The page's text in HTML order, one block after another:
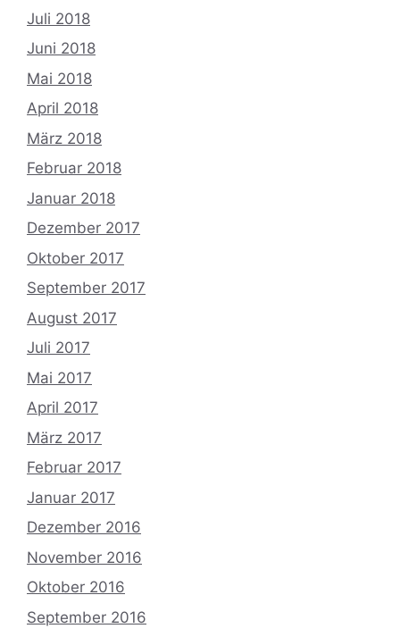
Juli 2018
Juni 2018
Mai 2018
April 2018
März 2018
Februar 2018
Januar 2018
Dezember 2017
Oktober 2017
September 2017
August 2017
Juli 2017
Mai 2017
April 2017
März 2017
Februar 2017
Januar 2017
Dezember 2016
November 2016
Oktober 2016
September 2016